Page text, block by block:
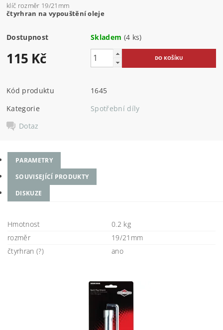
klíč rozměr 19/21mm
čtyrhran na vypouštění oleje
Dostupnost Skladem (4 ks)
115 Kč
Kód produktu
1645
Kategorie
Spotřební díly
Dotaz
PARAMETRY
SOUVISEJÍCÍ PRODUKTY
DISKUZE
Hmotnost
0.2 kg
rozměr
19/21mm
čtyrhran (?)
ano